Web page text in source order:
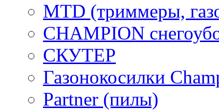
MTD (триммеры,
CHAMPION
СКУТЕР
Газонокосилки
Partner (пилы)